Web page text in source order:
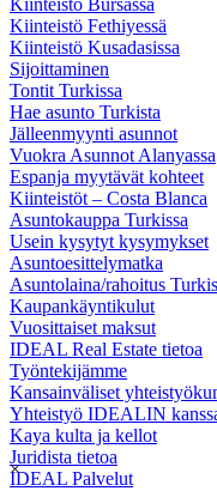
×
Kiinteistö Bursassa
Kiinteistö Fethiyessä
Kiinteistö Kusadasissa
Sijoittaminen
Tontit Turkissa
Hae asunto Turkista
Jälleenmyynti asunnot
Vuokra Asunnot Alanyassa
Espanja myytävät kohteet
Kiinteistöt – Costa Blanca
Asuntokauppa Turkissa
Usein kysytyt kysymykset
Asuntoesittelymatka
Asuntolaina/rahoitus
Kaupankäyntikulut
Vuosittaiset maksut
IDEAL Real Estate tietoa
Työntekijämme
Kansainväliset
Yhteistyö IDEALIN
Kaya kulta ja kellot
Juridista tietoa
IDEAL Palvelut